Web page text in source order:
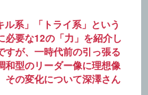
系」「トライ系」という
必要な12の「力」を紹介し
すが、一時代前の引っ張る
和型のリーダー像に理想像
その変化について深澤さん